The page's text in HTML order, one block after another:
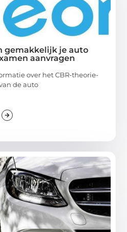
gemakkelijk je auto
aanvragen
over het CBR-theorie-
de auto